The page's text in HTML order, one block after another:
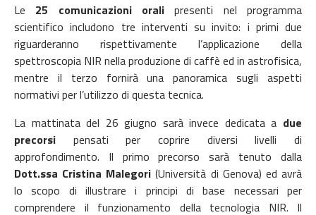
Le 25 comunicazioni orali presenti nel programma
scientifico includono tre interventi su invito: i primi due
riguarderanno rispettivamente l’applicazione della
spettroscopia NIR nella produzione di caffè ed in astrofisica,
mentre il terzo fornirà una panoramica sugli aspetti
normativi per l’utilizzo di questa tecnica.
La mattinata del 26 giugno sarà invece dedicata a due
precorsi pensati per coprire diversi livelli di
approfondimento. Il primo precorso sarà tenuto dalla
Dott.ssa Cristina Malegori (Università di Genova) ed avrà
lo scopo di illustrare i principi di base necessari per
comprendere il funzionamento della tecnologia NIR. Il